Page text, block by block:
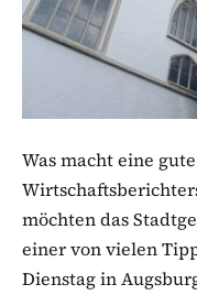
Was macht eine
möchten das
einer von vielen
Dienstag in